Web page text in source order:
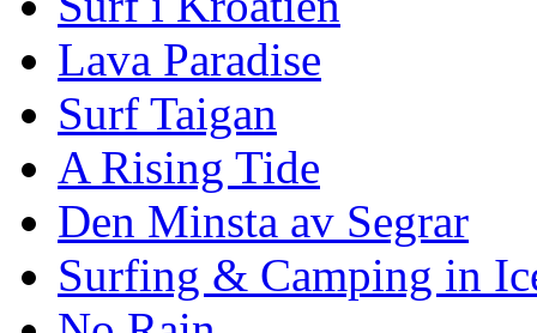
Lava Paradise
Surf Taigan
A Rising Tide
Den Minsta av Segrar
Surfing & Camping in